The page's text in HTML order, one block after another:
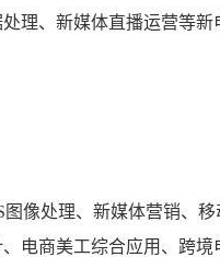
理、新媒体直播运营等新
图像处理、新媒体营销、
电商美工综合应用、跨境